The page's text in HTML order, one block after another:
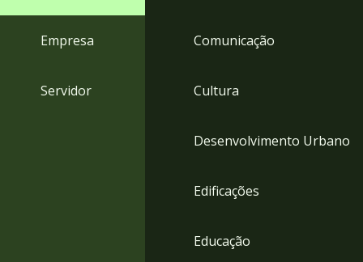
Empresa
Servidor
Comunicação
Cultura
Desenvolvimento Urbano
Edificações
Educação